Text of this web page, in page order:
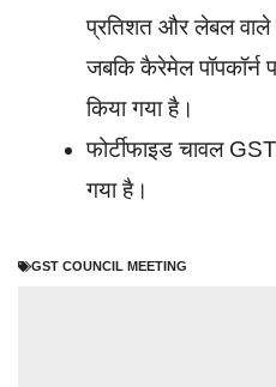
प्रतिशत और लेबल वाले
जबकि कैरेमेल पॉपकॉर्न
किया गया है।
फोर्टीफाइड चावल
गया है।
GST COUNCIL MEETING